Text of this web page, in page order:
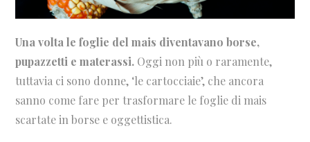
Una volta le foglie del mais diventavano borse,
pupazzetti e materassi. Oggi non più o raramente,
tuttavia ci sono donne, ‘le cartocciaie’, che ancora
sanno come fare per trasformare le foglie di mais
scartate in borse e oggettistica.